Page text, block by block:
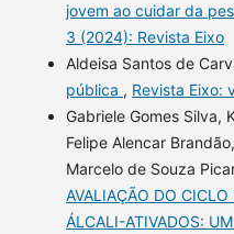
jovem ao cuidar da
3 (2024): Revista Eixo
Aldeisa Santos de
pública , Revista Eixo:
Gabriele Gomes Silva,
Felipe Alencar
Marcelo de Souza
AVALIAÇÃO DO
ÁLCALI-ATIVADOS: